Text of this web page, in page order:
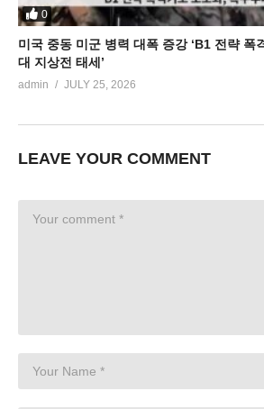
0
미국 중동 미군 병력 대폭 증강 ‘B1 전략 폭
대 지상전 태세’
admin JULY 25, 2026
LEAVE YOUR COMMENT